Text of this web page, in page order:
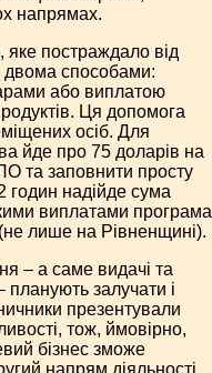
напрямах.
постраждало від
двома способами:
або виплатою
Ця допомога
осіб. Для
йде про 75 доларів на
та заповнити просту
годин надійде сума
виплатами програма
лише на Рівненщині).
– а саме видачі та
залучати і
презентували
тож, ймовірно,
бізнес зможе
напрям діяльності